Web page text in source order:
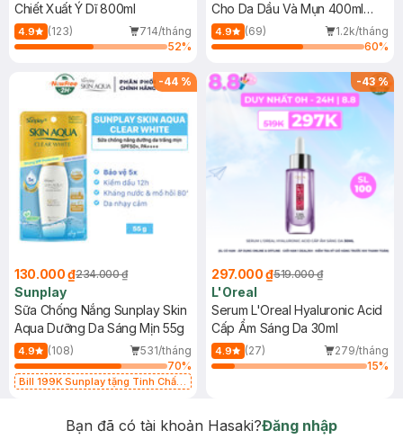
Chiết Xuất Ý Dĩ 800ml
4.9 (123)
714/tháng
52%
Cho Da Dầu Và Mụn 400ml
(Mới)
4.9 (69)
1.2k/tháng
60%
-44 %
130.000 ₫234.000 ₫
Sunplay
Sữa Chống Nắng Sunplay Skin
Aqua Dưỡng Da Sáng Mịn 55g
4.9 (108)
531/tháng
70%
Bill 199K Sunplay tặng Tinh Chất
-43%
297.000 ₫519.000 ₫
L'Oreal
Serum L'Oreal Hyaluronic Acid
Cấp Ẩm Sáng Da 30ml
4.9 (27)
279/tháng
15%
Bạn đã có tài khoản Hasaki?Đăng nhập